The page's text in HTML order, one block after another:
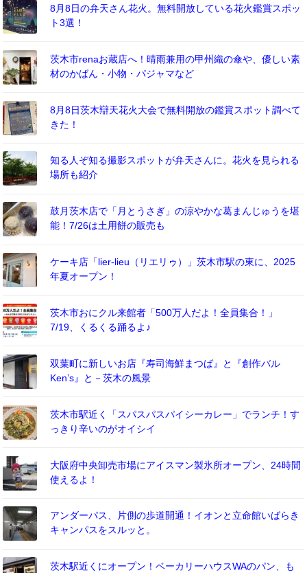
8月8日の弁天さん花火。無料開放している花火鑑賞スポッ
ト3選！
茨木市renaお蔵店へ！晴雨兼用の甲州織の傘や、優しい素
材のかばん・小物・パジャマなど
8月8日茨木辯天花火大会で無料開放の鑑賞スポット調べて
きた！
知る人ぞ知る撮影スポットが弁天さんに。花火を見られる
場所も紹介
鼓月茨木店で「月とうさぎ」の涼やかな葛まんじゅうを堪
能！7/26は土用餅の販売も
ケーキ店「lier-lieu（リエリゥ）」茨木市駅の東に、2025
年夏オープン！
茨木市おにクル来館者「500万人だよ！全員集合！」
7/19、くるくる踊るよ♪
双葉町に新しいお店『寿司海鮮まつば』と『創作バル
Ken’s』と－茨木の風景
茨木市駅近く「スパスパスパイシーカレー」でランチ！す
っきり辛いのがオイシイ
大阪府中央卸売市場にアイスマン製氷所オープン、24時間
使えるよ！
アンダーパス、片側の歩道開通！イオンと立命館いばらき
キャンパスをスルッと。
茨木駅近くにオープン！ベーカリーハウスWAのパン、も